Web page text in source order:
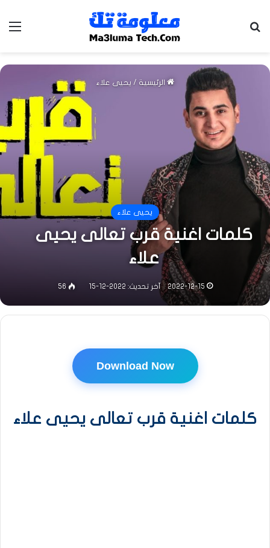
الرئيسية / يحيى علاء
يحيى علاء
كلمات اغنية قرب تعالى يحيى
علاء
2022-12-15 آخر تحديث: 2022-12-15 56
Download Now
كلمات اغنية قرب تعالى يحيى علاء